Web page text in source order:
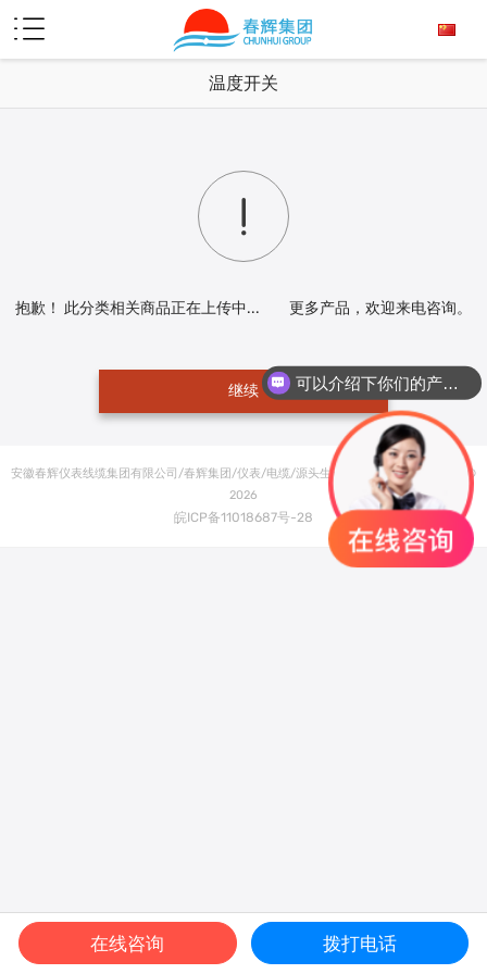

温度开关

抱歉！ 此分类相关商品正在上传中... 更多产品，欢迎来电咨询。
继续
首页

搜索

分类

短信 电话
安徽春辉仪表线缆集团有限公司/春辉集团/仪表/电缆/源头生产厂家「在线咨询报价」 ©
2026
皖ICP备11018687号-28
可以介绍下你们的产品么？
在线咨询 拨打电话